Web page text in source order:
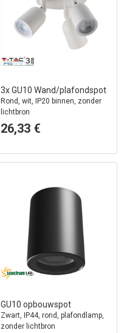
3x GU10 Wand/plafondspot
Rond, wit, IP20 binnen, zonder
lichtbron
26,33 €
GU10 opbouwspot
Zwart, IP44, rond, plafondlamp,
zonder lichtbron